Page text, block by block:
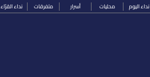
نداء اليوم محليات أسرار متفرقات نداء القرّاء